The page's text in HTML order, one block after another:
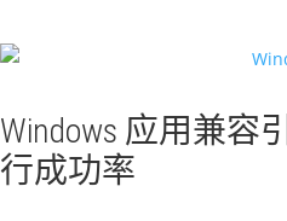
Windows 应用兼容
行成功率